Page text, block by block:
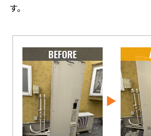
す。
BEFORE